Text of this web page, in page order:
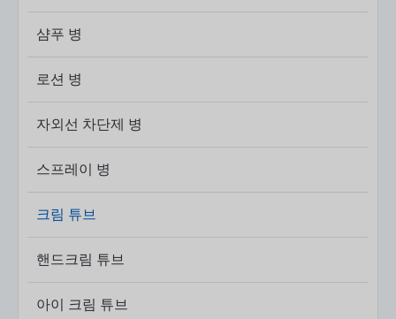
샴푸 병
로션 병
자외선 차단제 병
스프레이 병
크림 튜브
핸드크림 튜브
아이 크림 튜브